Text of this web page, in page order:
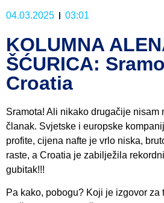
04.03.2025 03:01
KOLUMNA
ŠĆURICA:
Croatia
Sramota! Ali nikako drugačije nisam
članak. Svjetske i europske
profite, cijena nafte je vrlo niska,
raste, a Croatia je zabilježila
gubitak!!!
Pa kako, pobogu? Koji je izgovor za